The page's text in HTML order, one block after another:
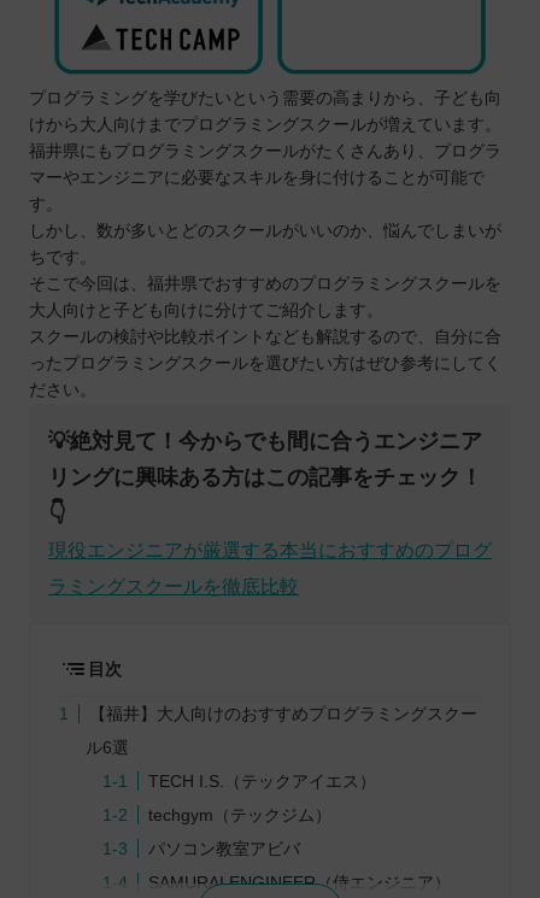
プログラミングを学びたいという需要の高まりから、子ども向
けから大人向けまでプログラミングスクールが増えています。
福井県にもプログラミングスクールがたくさんあり、プログラ
マーやエンジニアに必要なスキルを身に付けることが可能で
す。
しかし、数が多いとどのスクールがいいのか、悩んでしまいが
ちです。
そこで今回は、福井県でおすすめのプログラミングスクールを
大人向けと子ども向けに分けてご紹介します。
スクールの検討や比較ポイントなども解説するので、自分に合
ったプログラミングスクールを選びたい方はぜひ参考にしてく
ださい。
💡絶対見て！今からでも間に合うエンジニア
リングに興味ある方はこの記事をチェック！
👇
現役エンジニアが厳選する本当におすすめのプログ
ラミングスクールを徹底比較
目次
【福井】大人向けのおすすめプログラミングスクー
ル6選
TECH I.S.（テックアイエス）
techgym（テックジム）
パソコン教室アビバ
SAMURAI ENGINEER（侍エンジニア）